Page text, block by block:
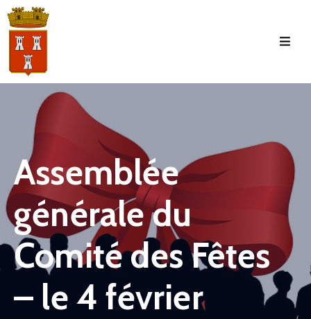
Accueil
Commune
Tourisme
Manifestations
Municipale
Services
Jeunesse
Assemblée
générale du
Comité des Fêtes
– le 4 février